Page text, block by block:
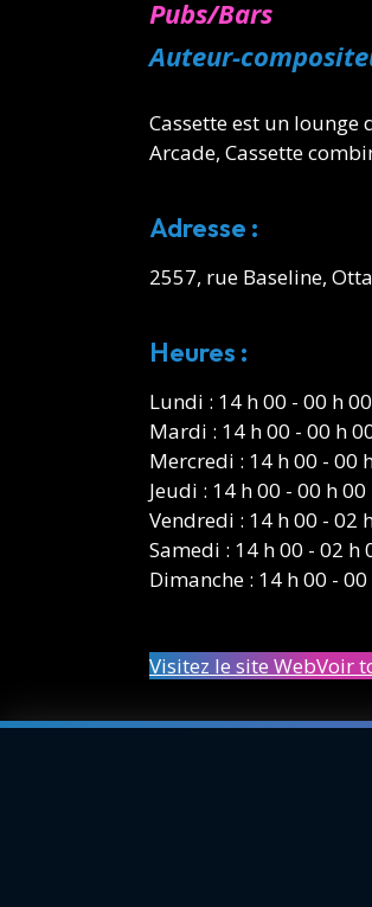
Pubs/Bars
Auteur-
Cassette est un lounge
Arcade, Cassette
Adresse :
2557, rue Baseline,
Heures :
Lundi : 14 h 00 - 00 h 00
Mardi : 14 h 00 - 00 h
Mercredi : 14 h 00 - 00
Jeudi : 14 h 00 - 00 h 00
Vendredi : 14 h 00 - 02
Samedi : 14 h 00 - 02 h
Dimanche : 14 h 00 - 00
Visitez le site WebVoir